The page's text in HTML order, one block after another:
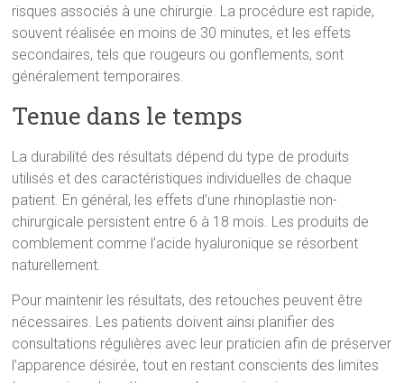
risques associés à une chirurgie. La procédure est rapide,
souvent réalisée en moins de 30 minutes, et les effets
secondaires, tels que rougeurs ou gonflements, sont
généralement temporaires.
Tenue dans le temps
La durabilité des résultats dépend du type de produits
utilisés et des caractéristiques individuelles de chaque
patient. En général, les effets d’une rhinoplastie non-
chirurgicale persistent entre 6 à 18 mois. Les produits de
comblement comme l’acide hyaluronique se résorbent
naturellement.
Pour maintenir les résultats, des retouches peuvent être
nécessaires. Les patients doivent ainsi planifier des
consultations régulières avec leur praticien afin de préserver
l’apparence désirée, tout en restant conscients des limites